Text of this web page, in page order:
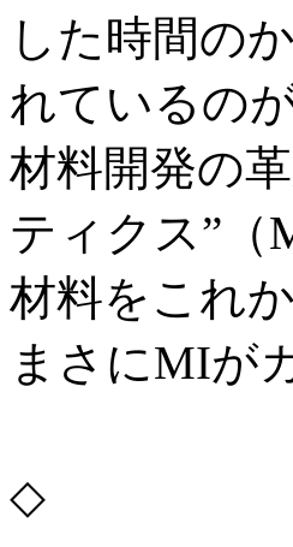
した時間の
れているの
材料開発の
ティクス”（
材料をこれ
まさにMIが
◇